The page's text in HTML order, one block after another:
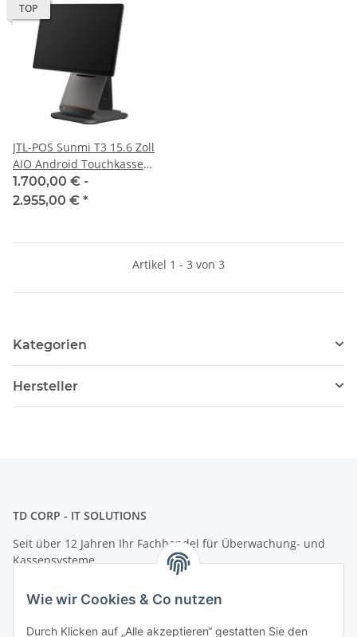
TOP
JTL-POS Sunmi T3 15.6 Zoll
AIO Android Touchkasse
inkl. TSE, integrierter
Drucker und Einrichtung
1.700,00 € -
2.955,00 € *
Artikel 1 - 3 von 3
Kategorien
Hersteller
TD CORP - IT SOLUTIONS
Seit über 12 Jahren Ihr Fachhandel für Überwachung- und
Kassensysteme
Adresse: Herzbergstr. 33-34, 10365 Berlin
Telefon: +49 (0)30 8020 2363
E-Mail:info@tdcorp.de
Wie wir Cookies & Co nutzen
Durch Klicken auf „Alle akzeptieren“ gestatten Sie den